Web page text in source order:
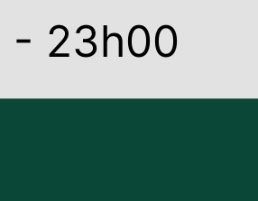
- 23h00